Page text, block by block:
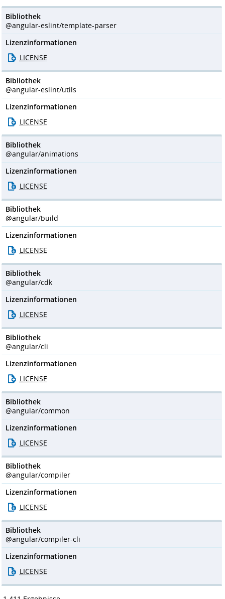
Bibliothek
@angular-eslint/template-parser
Lizenzinformationen
LICENSE
Bibliothek
@angular-eslint/utils
Lizenzinformationen
LICENSE
Bibliothek
@angular/animations
Lizenzinformationen
LICENSE
Bibliothek
@angular/build
Lizenzinformationen
LICENSE
Bibliothek
@angular/cdk
Lizenzinformationen
LICENSE
Bibliothek
@angular/cli
Lizenzinformationen
LICENSE
Bibliothek
@angular/common
Lizenzinformationen
LICENSE
Bibliothek
@angular/compiler
Lizenzinformationen
LICENSE
Bibliothek
@angular/compiler-cli
Lizenzinformationen
LICENSE